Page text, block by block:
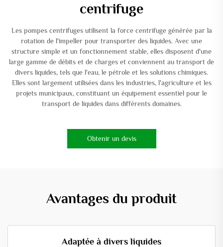
centrifuge
Les pompes centrifuges utilisent la force centrifuge générée par la
rotation de l'impeller pour transporter des liquides. Avec une
structure simple et un fonctionnement stable, elles disposent d'une
large gamme de débits et de charges et conviennent au transport de
divers liquides, tels que l'eau, le pétrole et les solutions chimiques.
Elles sont largement utilisées dans les industries, l'agriculture et les
projets municipaux, constituant un équipement essentiel pour le
transport de liquides dans différents domaines.
Obtenir un devis
Avantages du produit
Adaptée à divers liquides